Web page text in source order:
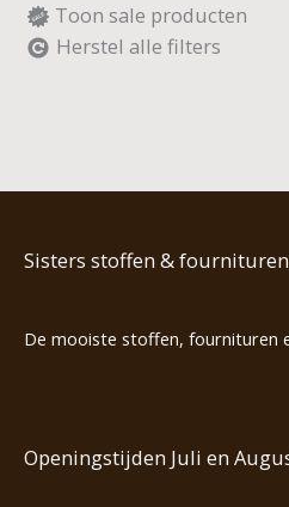
Toon sale producten
Herstel alle filters
Sisters stoffen & fournituren
De mooiste stoffen, fournituren
Openingstijden Juli en